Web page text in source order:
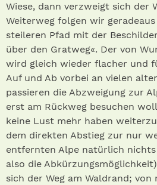
Wiese, dann verzweigt sich der
Weiterweg folgen wir
steileren Pfad mit der
über den Gratweg«. Der von
wird gleich wieder flacher und
Auf und Ab vorbei an vielen
passieren die Abzweigung zur
erst am Rückweg besuchen
keine Lust mehr haben
dem direkten Abstieg zur nur
entfernten Alpe natürlich
also die
sich der Weg am Waldrand;